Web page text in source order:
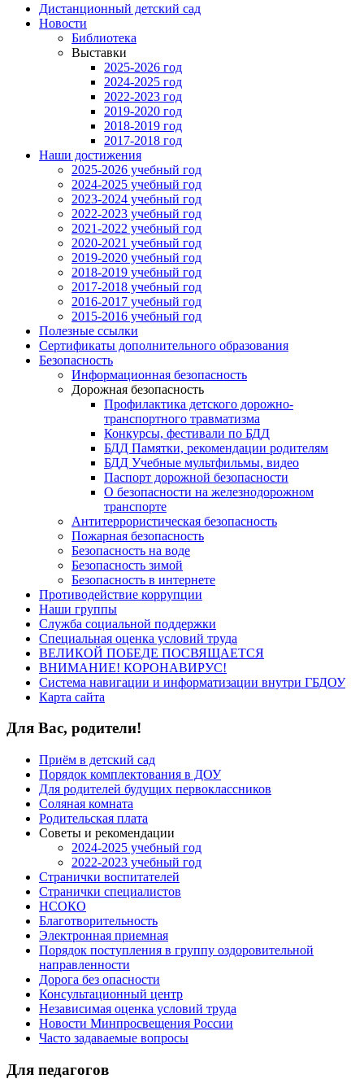
Дистанционный детский сад
Новости
Библиотека
Выставки
2025-2026 год
2024-2025 год
2022-2023 год
2019-2020 год
2018-2019 год
2017-2018 год
Наши достижения
2025-2026 учебный год
2024-2025 учебный год
2023-2024 учебный год
2022-2023 учебный год
2021-2022 учебный год
2020-2021 учебный год
2019-2020 учебный год
2018-2019 учебный год
2017-2018 учебный год
2016-2017 учебный год
2015-2016 учебный год
Полезные ссылки
Сертификаты дополнительного образования
Безопасность
Информационная безопасность
Дорожная безопасность
Профилактика детского дорожно-
транспортного травматизма
Конкурсы, фестивали по БДД
БДД Памятки, рекомендации родителям
БДД Учебные мультфильмы, видео
Паспорт дорожной безопасности
О безопасности на железнодорожном
транспорте
Антитеррористическая безопасность
Пожарная безопасность
Безопасность на воде
Безопасность зимой
Безопасность в интернете
Противодействие коррупции
Наши группы
Служба социальной поддержки
Специальная оценка условий труда
ВЕЛИКОЙ ПОБЕДЕ ПОСВЯЩАЕТСЯ
ВНИМАНИЕ! КОРОНАВИРУС!
Система навигации и информатизации внутри ГБДОУ
Карта сайта
Для Вас, родители!
Приём в детский сад
Порядок комплектования в ДОУ
Для родителей будущих первоклассников
Соляная комната
Родительская плата
Советы и рекомендации
2024-2025 учебный год
2022-2023 учебный год
Странички воспитателей
Странички специалистов
НСОКО
Благотворительность
Электронная приемная
Порядок поступления в группу оздоровительной
направленности
Дорога без опасности
Консультационный центр
Независимая оценка условий труда
Новости Минпросвещения России
Часто задаваемые вопросы
Для педагогов